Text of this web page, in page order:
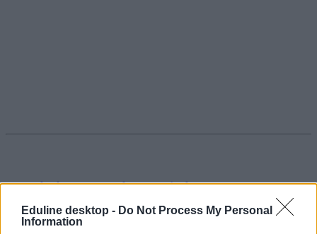
Eduline desktop - Do Not Process My Personal
Information
Jogosítvány 80 ezerért? Felejtsétek el
Mennyibe kerülnek a vizsgák, az elméleti és gyakorlati tanfolyamok,
illetve milyen plusz költségekre számítsatok? Kiszámoltuk, a 2015-